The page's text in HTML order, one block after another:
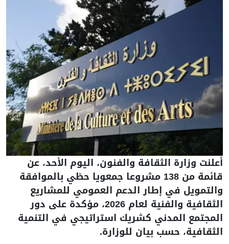
أعلنت وزارة الثقافة والفنون، اليوم الأحد، عن
قائمة من 138 مشروعا جمعويا حظي بالموافقة
والتمويل في إطار الدعم العمومي للمشاريع
الثقافية والفنية لعام 2026، مؤكدة على دور
المجتمع المدني كشريك استراتيجي في التنمية
الثقافية، حسب بيان للوزارة.